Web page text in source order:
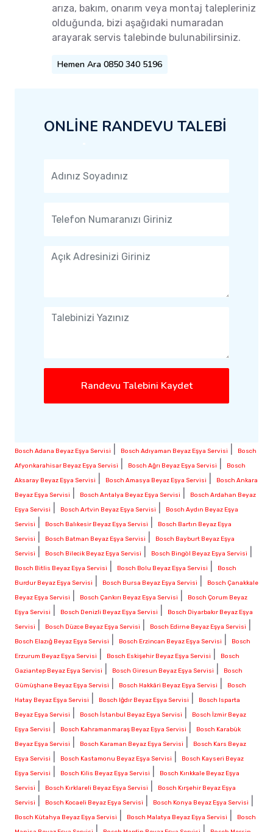
arıza, bakım, onarım veya montaj talepleriniz
olduğunda, bizi aşağıdaki numaradan
arayarak servis talebinde bulunabilirsiniz.
Hemen Ara 0850 340 5196
ONLİNE RANDEVU TALEBİ
Randevu Talebini Kaydet
Bosch Adana Beyaz Eşya Servisi Bosch Adıyaman Beyaz Eşya Servisi
Bosch
Afyonkarahisar Beyaz Eşya Servisi
Bosch Ağrı Beyaz Eşya Servisi
Bosch
Aksaray Beyaz Eşya Servisi
Bosch Amasya Beyaz Eşya Servisi
Bosch Ankara
Beyaz Eşya Servisi
Bosch Antalya Beyaz Eşya Servisi
Bosch Ardahan Beyaz
Eşya Servisi
Bosch Artvin Beyaz Eşya Servisi
Bosch Aydın Beyaz Eşya
Servisi
Bosch Balıkesir Beyaz Eşya Servisi
Bosch Bartın Beyaz Eşya
Servisi
Bosch Batman Beyaz Eşya Servisi
Bosch Bayburt Beyaz Eşya
Servisi
Bosch Bilecik Beyaz Eşya Servisi Bosch Bingöl Beyaz Eşya Servisi
Bosch Bitlis Beyaz Eşya Servisi Bosch Bolu Beyaz Eşya Servisi
Bosch
Burdur Beyaz Eşya Servisi
Bosch Bursa Beyaz Eşya Servisi
Bosch Çanakkale
Beyaz Eşya Servisi
Bosch Çankırı Beyaz Eşya Servisi
Bosch Çorum Beyaz
Eşya Servisi
Bosch Denizli Beyaz Eşya Servisi
Bosch Diyarbakır Beyaz Eşya
Servisi
Bosch Düzce Beyaz Eşya Servisi Bosch Edirne Beyaz Eşya Servisi
Bosch Elazığ Beyaz Eşya Servisi Bosch Erzincan Beyaz Eşya Servisi
Bosch
Erzurum Beyaz Eşya Servisi
Bosch Eskişehir Beyaz Eşya Servisi
Bosch
Gaziantep Beyaz Eşya Servisi
Bosch Giresun Beyaz Eşya Servisi
Bosch
Gümüşhane Beyaz Eşya Servisi
Bosch Hakkâri Beyaz Eşya Servisi
Bosch
Hatay Beyaz Eşya Servisi
Bosch Iğdır Beyaz Eşya Servisi
Bosch Isparta
Beyaz Eşya Servisi
Bosch İstanbul Beyaz Eşya Servisi
Bosch İzmir Beyaz
Eşya Servisi
Bosch Kahramanmaraş Beyaz Eşya Servisi
Bosch Karabük
Beyaz Eşya Servisi
Bosch Karaman Beyaz Eşya Servisi
Bosch Kars Beyaz
Eşya Servisi
Bosch Kastamonu Beyaz Eşya Servisi
Bosch Kayseri Beyaz
Eşya Servisi
Bosch Kilis Beyaz Eşya Servisi
Bosch Kırıkkale Beyaz Eşya
Servisi
Bosch Kırklareli Beyaz Eşya Servisi
Bosch Kırşehir Beyaz Eşya
Servisi
Bosch Kocaeli Beyaz Eşya Servisi Bosch Konya Beyaz Eşya Servisi
Bosch Kütahya Beyaz Eşya Servisi Bosch Malatya Beyaz Eşya Servisi
Bosch